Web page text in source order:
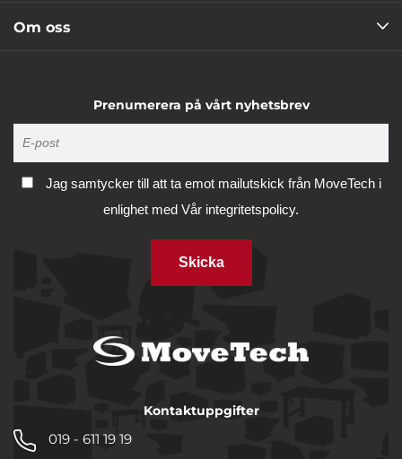
Om oss
Prenumerera på vårt nyhetsbrev
Jag samtycker till att ta emot mailutskick från MoveTech i
enlighet med Vår integritetspolicy.
Skicka
Kontaktuppgifter
019 - 611 19 19